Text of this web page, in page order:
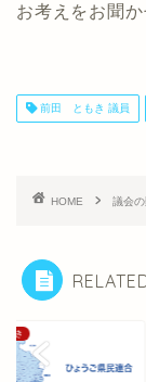
お考えをお聞か
前田 ともき 議員
HOME 議会の
動き